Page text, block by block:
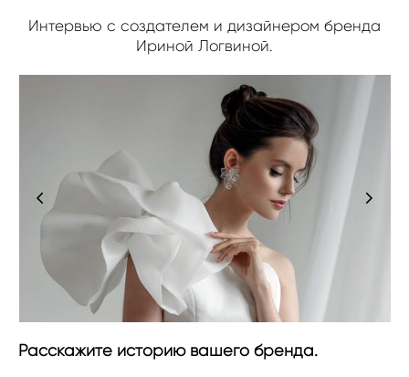
Интервью с создателем и дизайнером бренда
Ириной Логвиной.
Расскажите историю вашего бренда.